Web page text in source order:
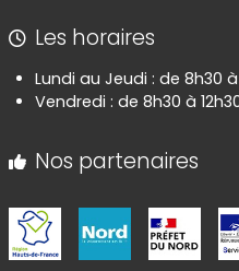
Les horaires
Lundi au Jeudi : de 8h30 à
Vendredi : de 8h30 à
Nos partenaires